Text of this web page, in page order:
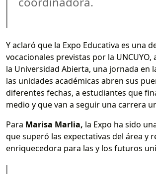
Y aclaró que la Expo Educativa es una
vocacionales previstas por la UNCUYO,
la Universidad Abierta, una jornada en
las unidades académicas abren sus
diferentes fechas, a estudiantes que
medio y que van a seguir una carrera
Para Marisa Marlia, la Expo ha sido
que superó las expectativas del área y
enriquecedora para las y los futuros